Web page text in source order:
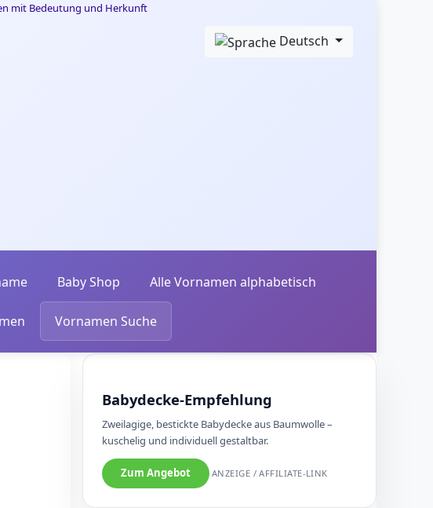
Deutsch
Baby Shop Alle Vornamen alphabetisch
Vornamen Suche
Babydecke-Empfehlung
Zweilagige, bestickte Babydecke aus Baumwolle –
kuschelig und individuell gestaltbar.
Zum Angebot ANZEIGE / AFFILIATE-LINK